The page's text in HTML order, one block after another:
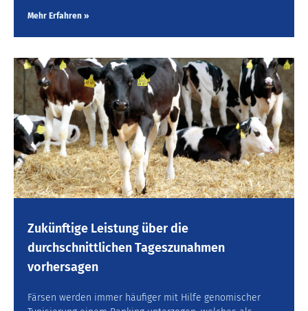
Mehr Erfahren »
Zukünftige Leistung über die
durchschnittlichen Tageszunahmen
vorhersagen
Färsen werden immer häufiger mit Hilfe genomischer